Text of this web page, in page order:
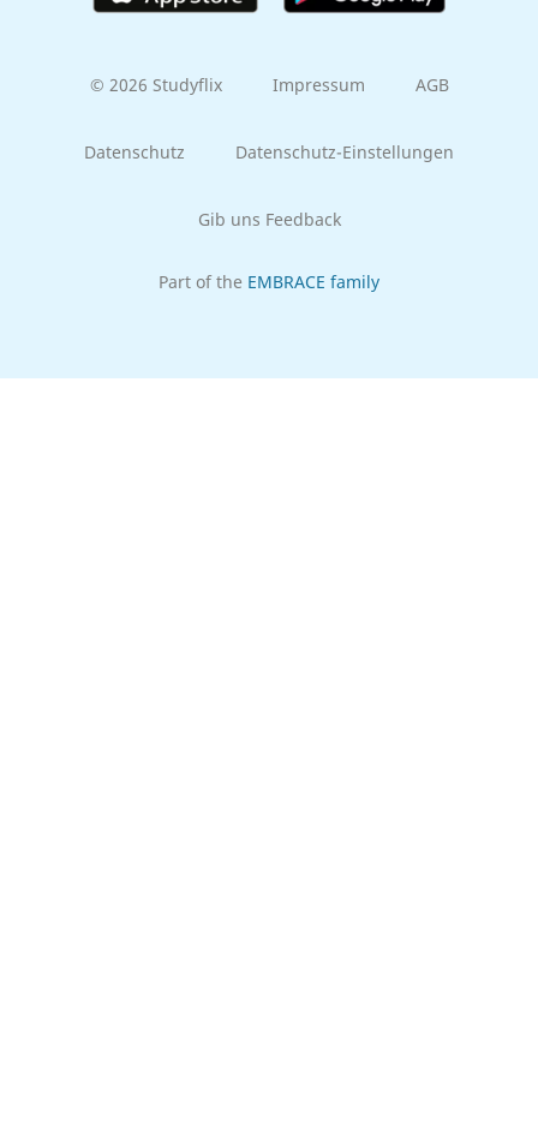
© 2026 Studyflix Impressum AGB
Datenschutz Datenschutz-Einstellungen
Gib uns Feedback
Part of the EMBRACE family